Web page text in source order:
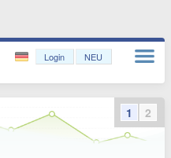
Login NEU
1 2